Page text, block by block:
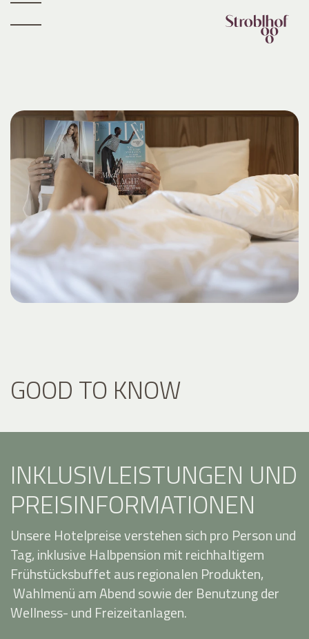
GOOD TO KNOW
INKLUSIVLEISTUNGEN UND
PREISINFORMATIONEN
Unsere Hotelpreise verstehen sich pro Person und
Tag, inklusive Halbpension mit reichhaltigem
Frühstücksbuffet aus regionalen Produkten,
Wahlmenü am Abend sowie der Benutzung der
Wellness- und Freizeitanlagen.